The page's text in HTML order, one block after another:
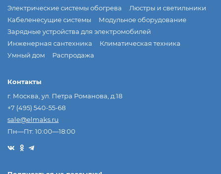
Электрические системы обогрева
Люстры и светильники
Кабеленесущие системы
Модульное оборудование
Зарядные устройства для электромобилей
Инженерная сантехника
Климатическая техника
Умный дом
Распродажа
Контакты
г. Москва, ул. Петра Романова, д.18
+7 (495) 540-55-68
sale@elmaks.ru
Пн—Пт: 10:00—18:00